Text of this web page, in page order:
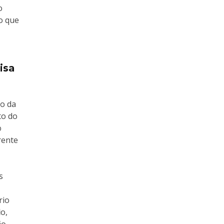
que
da
do